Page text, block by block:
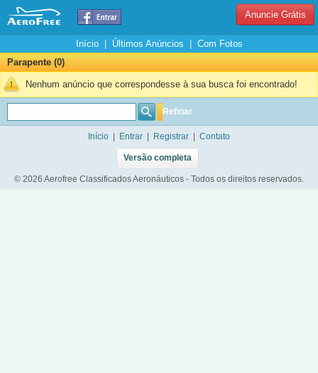
Anuncie Grátis
Início| Últimos Anúncios
Com Fotos
Parapente (0)
Nenhum anúncio que correspondesse à sua busca foi encontrado!
Refinar
Início Entrar Registrar Contato
Versão completa
© 2026 Aerofree Classificados Aeronáuticos - Todos os direitos reservados.